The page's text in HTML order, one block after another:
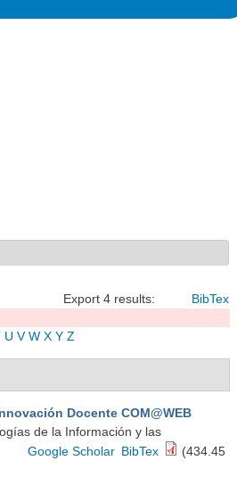
Export 4 results: BibTex
U V W X Y Z
Docente COM@WEB
de la Información y las
Google Scholar BibTex
(434.45